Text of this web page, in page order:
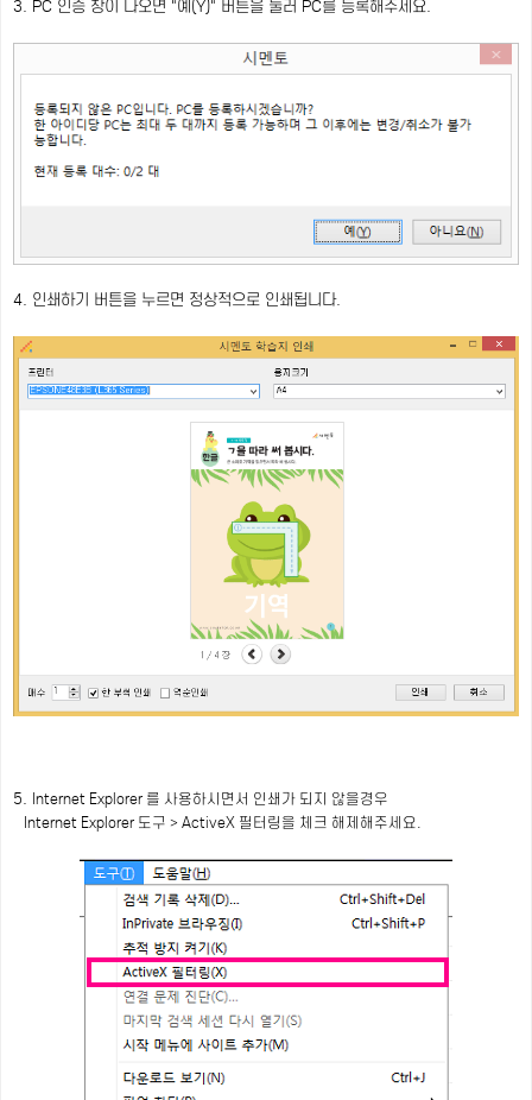
3. PC 인증 창이 나오면 "예(Y)" 버튼을 눌러 PC를 등록해주세요.
4. 인쇄하기 버튼을 누르면 정상적으로 인쇄됩니다.
5. Internet Explorer 를 사용하시면서 인쇄가 되지 않을경우
Internet Explorer 도구 > ActiveX 필터링을 체크 해제해주세요.